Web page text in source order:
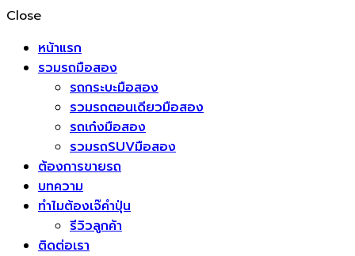
Close
หน้าแรก
รวมรถมือสอง
รถกระบะมือสอง
รวมรถตอนเดียวมือสอง
รถเก๋งมือสอง
รวมรถSUVมือสอง
ต้องการขายรถ
บทความ
ทำไมต้องเจ๊คำปุ่น
รีวิวลูกค้า
ติดต่อเรา